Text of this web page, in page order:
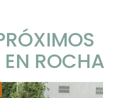
EN ROCHA